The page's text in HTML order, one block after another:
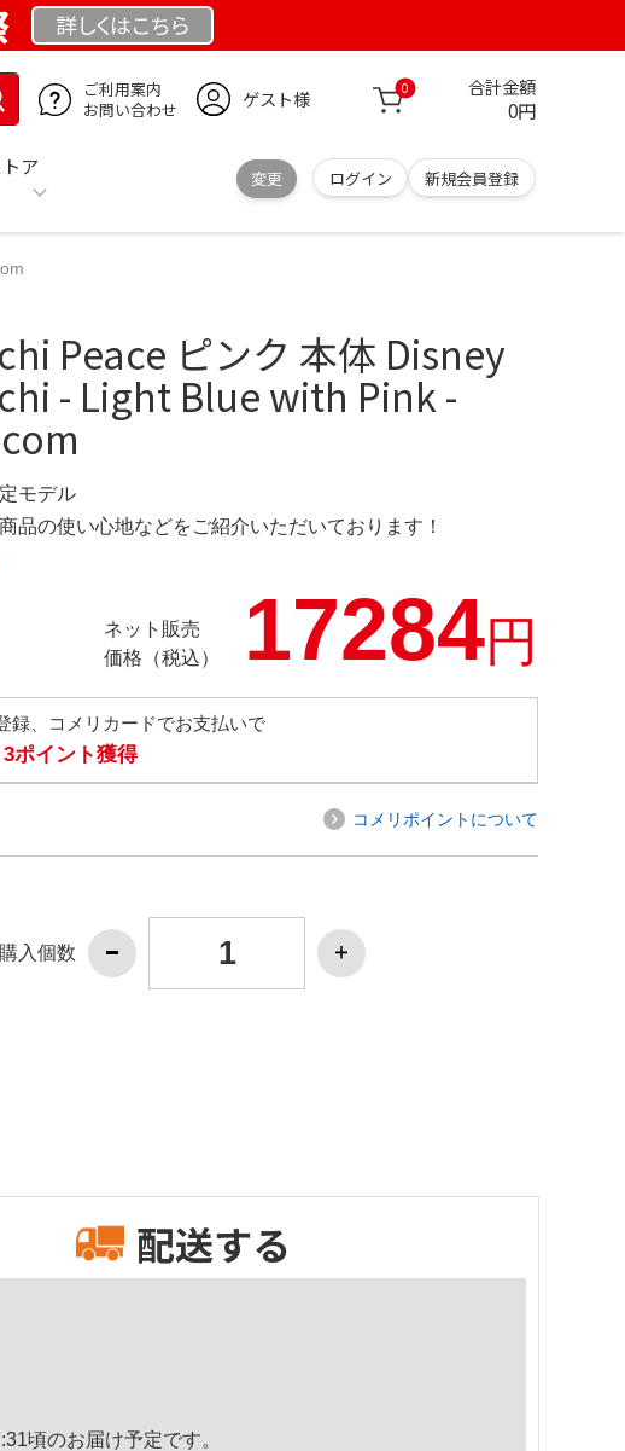
詳しくはこちら
ご利用案内
お問い合わせ
ゲスト様 0 合計金額
0円
ア
変更 ログイン 新規会員登録
Peace ピンク 本体 Disney
- Light Blue with Pink -
モデル
品の使い心地などをご紹介いただいております！
ネット販売
価格（税込）
17284円
録、コメリカードでお支払いで
3ポイント獲得
コメリポイントについて
購入個数
配送する
頃のお届け予定です。